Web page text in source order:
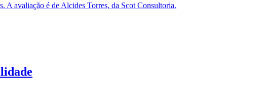
A avaliação é de Alcides Torres, da Scot Consultoria.